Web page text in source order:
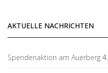
AKTUELLE NACHRICHTEN
Spendenaktion am Auerberg